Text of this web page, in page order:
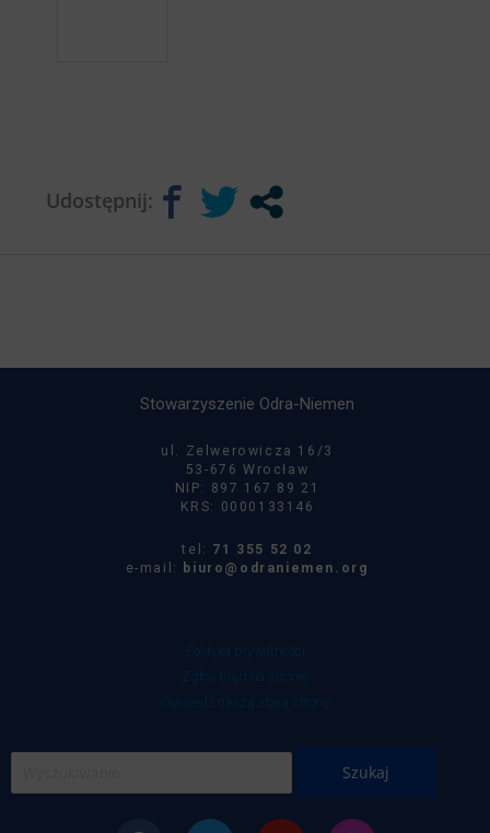
Udostępnij:
Stowarzyszenie Odra-Niemen
ul. Zelwerowicza 16/3
53-676 Wrocław
NIP: 897 167 89 21
KRS: 0000133146
tel: 71 355 52 02
e-mail:
biuro@odraniemen.org
Polityka prywatności
Zgłoś błąd na stronie
Odwiedź naszą starą stronę
Szukaj